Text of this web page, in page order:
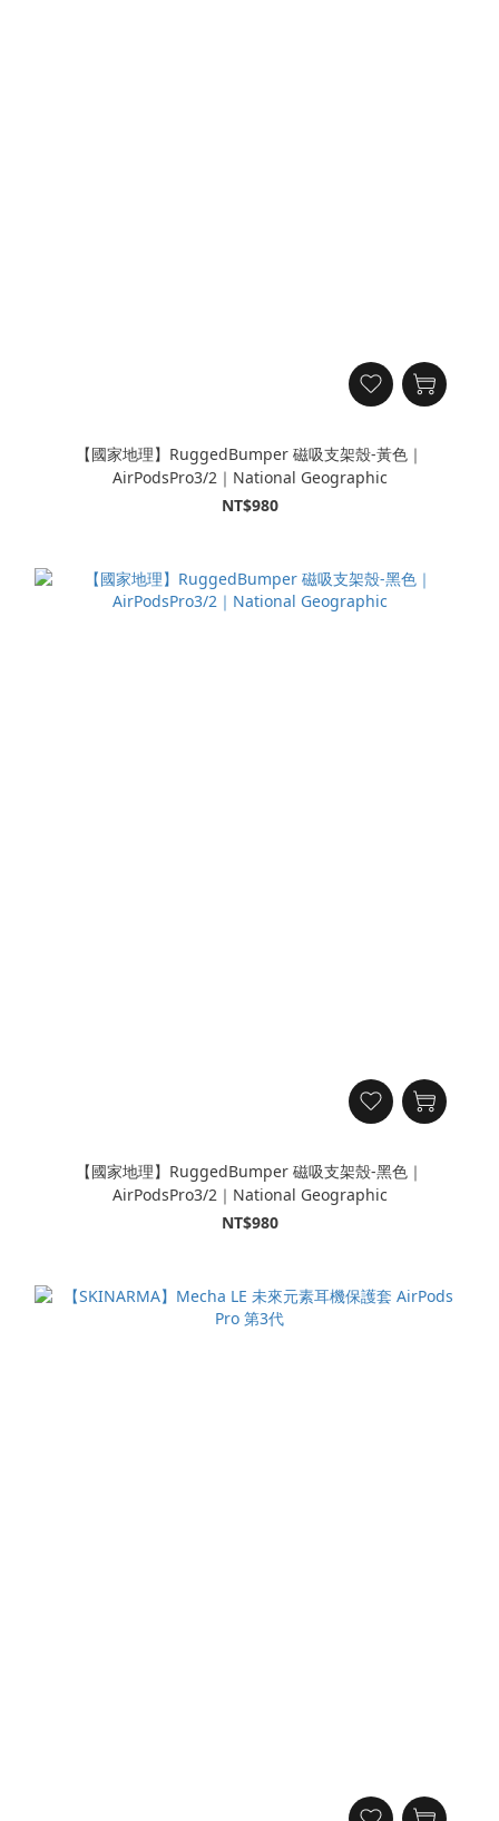
【國家地理】RuggedBumper 磁吸支架殼-黃色｜
AirPodsPro3/2｜National Geographic
NT$980
【國家地理】RuggedBumper 磁吸支架殼-黑色｜
AirPodsPro3/2｜National Geographic
NT$980